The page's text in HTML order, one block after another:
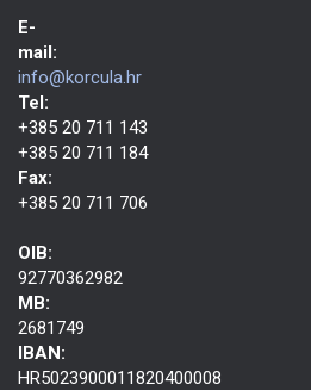
E-
mail:
info@korcula.hr
Tel:
+385 20 711 143
+385 20 711 184
Fax:
+385 20 711 706
OIB:
92770362982
MB:
2681749
IBAN:
HR5023900011820400008